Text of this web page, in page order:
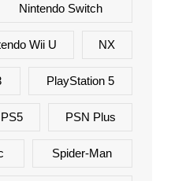
Nintendo Switch
Wii U NX
PlayStation 5
PS5 PSN Plus
Spider-Man